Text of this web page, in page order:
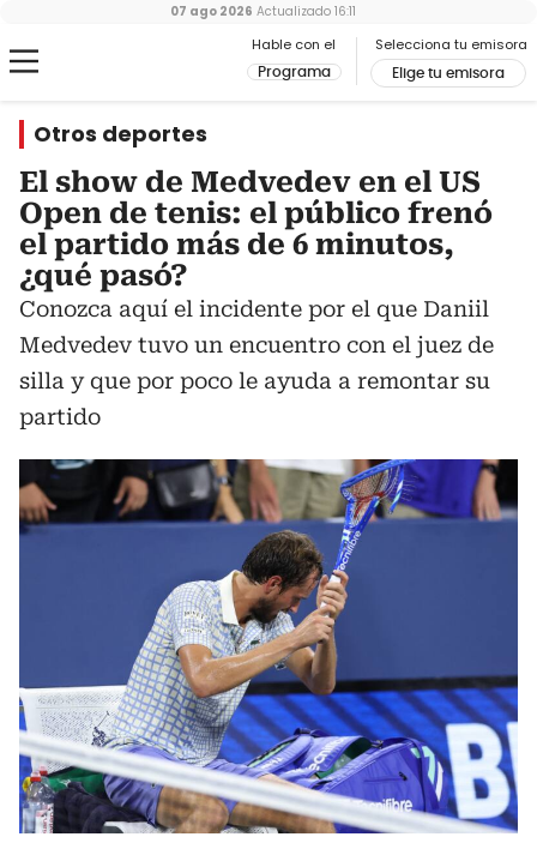
Hable con el
Programa
Selecciona tu emisora
Elige tu emisora
07 ago 2026 Actualizado 16:11
Otros deportes
El show de Medvedev en el US
Open de tenis: el público frenó
el partido más de 6 minutos,
¿qué pasó?
Conozca aquí el incidente por el que Daniil
Medvedev tuvo un encuentro con el juez de
silla y que por poco le ayuda a remontar su
partido